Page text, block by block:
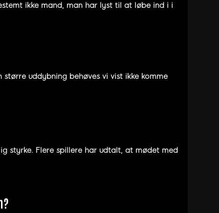
ikke mand, man har lyst til at løbe ind i i
uddybning behøves vi vist ikke komme
styrke. Flere spillere har udtalt, at mødet med